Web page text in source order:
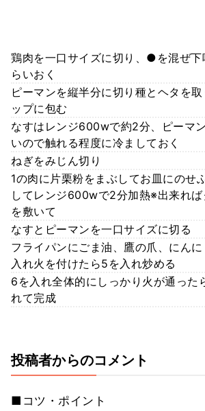
鶏肉を一口サイズに切り、●を混ぜ下
らいおく
ピーマンを縦半分に切り種とヘタを
ップに包む
なすはレンジ600wで約2分、ピーマ
いので触れる程度に冷ましておく
ねぎをみじん切り
1の肉に片栗粉をまぶしてお皿にのせ
してレンジ600wで2分加熱※出来れば
を敷いて
なすとピーマンを一口サイズに切る
フライパンにごま油、鷹の爪、にん
入れ火を付けたら5を入れ炒める
6を入れ全体的にしっかり火が通った
れて完成
投稿者からのコメント
■コツ・ポイント